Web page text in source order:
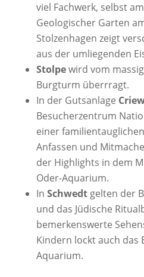
viel Fachwerk, selbst
Geologischer Garten
Stolzenhagen zeigt
aus der umliegenden
Stolpewird vom
Burgturm überrragt.
In der Gutsanlage
Besucherzentrum
einer
Anfassen und
der Highlights in dem
Oder-Aquarium.
In Schwedtgelten der
und das Jüdische
bemerkenswerte
Kindern lockt auch das
Aquarium.